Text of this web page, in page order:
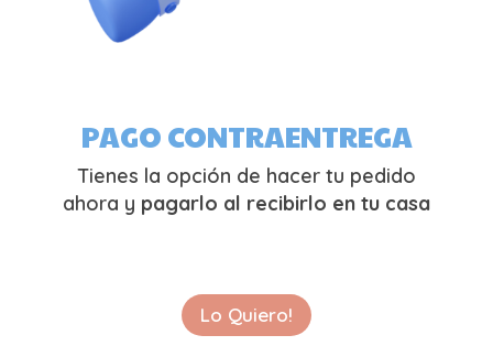
PAGO CONTRAENTREGA
Tienes la opción de hacer tu pedido
ahora y pagarlo al recibirlo en tu casa
Lo Quiero!